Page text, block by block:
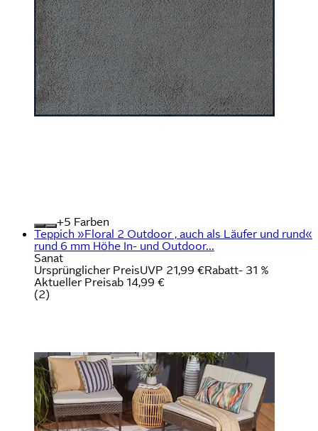
+
Farben
Teppich »Floral 2 Outdoor , auch als Läufer und rund«
rund 6 mm Höhe In- und Outdoor...
Sanat
Ursprünglicher PreisUVP 21,99 €Rabatt- 31 %
Aktueller Preisab 14,99 €
(2)